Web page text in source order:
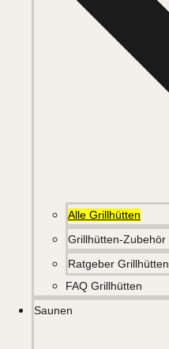
Alle Grillhütten
Grillhütten-Zubehör
Ratgeber Grillhütten
FAQ Grillhütten
Saunen